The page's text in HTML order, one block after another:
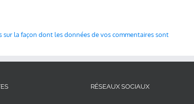
sur la façon dont les données de vos commentaires sont
RÉSEAUX SOCIAUX